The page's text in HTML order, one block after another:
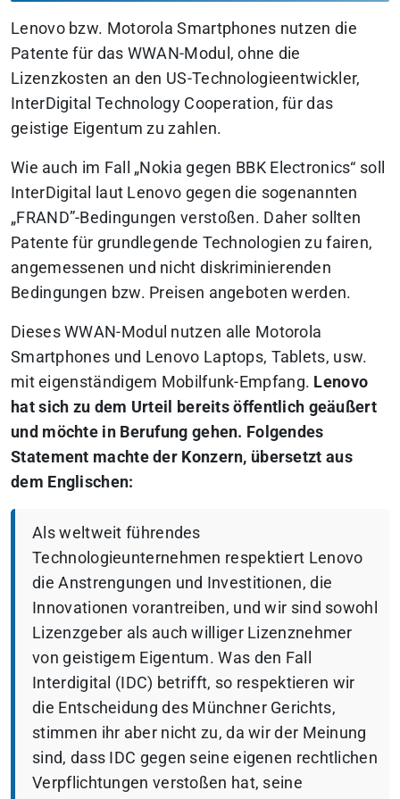
Lenovo bzw. Motorola Smartphones nutzen die
Patente für das WWAN-Modul, ohne die
Lizenzkosten an den US-Technologieentwickler,
InterDigital Technology Cooperation, für das
geistige Eigentum zu zahlen.
Wie auch im Fall „Nokia gegen BBK Electronics“ soll
InterDigital laut Lenovo gegen die sogenannten
„FRAND”-Bedingungen verstoßen. Daher sollten
Patente für grundlegende Technologien zu fairen,
angemessenen und nicht diskriminierenden
Bedingungen bzw. Preisen angeboten werden.
Dieses WWAN-Modul nutzen alle Motorola
Smartphones und Lenovo Laptops, Tablets, usw.
mit eigenständigem Mobilfunk-Empfang. Lenovo
hat sich zu dem Urteil bereits öffentlich geäußert
und möchte in Berufung gehen. Folgendes
Statement machte der Konzern, übersetzt aus
dem Englischen:
Als weltweit führendes
Technologieunternehmen respektiert Lenovo
die Anstrengungen und Investitionen, die
Innovationen vorantreiben, und wir sind sowohl
Lizenzgeber als auch williger Lizenznehmer
von geistigem Eigentum. Was den Fall
Interdigital (IDC) betrifft, so respektieren wir
die Entscheidung des Münchner Gerichts,
stimmen ihr aber nicht zu, da wir der Meinung
sind, dass IDC gegen seine eigenen rechtlichen
Verpflichtungen verstoßen hat, seine